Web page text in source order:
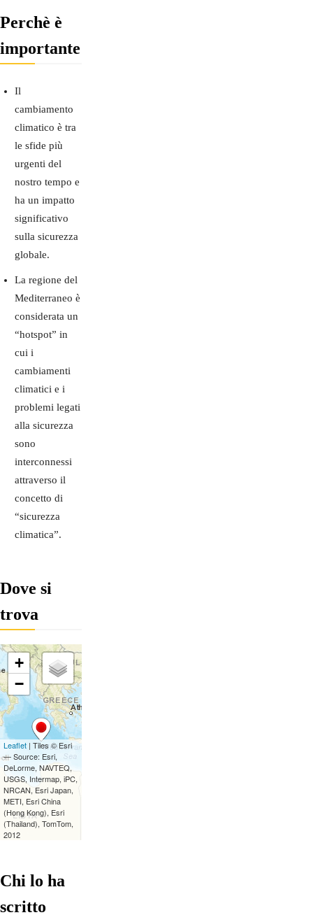
Perchè è
importante
Il
cambiamento
climatico è tra
le sfide più
urgenti del
nostro tempo e
ha un impatto
significativo
sulla sicurezza
globale.
La regione del
Mediterraneo è
considerata un
“hotspot” in
cui i
cambiamenti
climatici e i
problemi legati
alla sicurezza
sono
interconnessi
attraverso il
concetto di
“sicurezza
climatica”.
Dove si
trova
Chi lo ha
scritto